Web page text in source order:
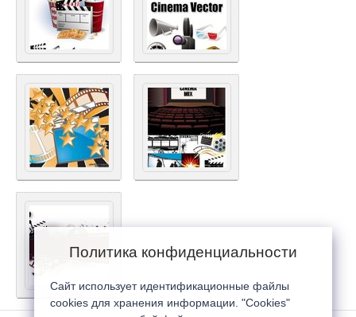
Политика конфиденциальности
Сайт использует идентификационные файлы
cookies для хранения информации. "Cookies"